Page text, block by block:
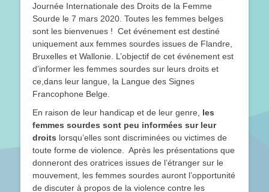
Journée Internationale des Droits de la Femme
Sourde le 7 mars 2020. Toutes les femmes belges
sont les bienvenues ! Cet événement est destiné
uniquement aux femmes sourdes issues de Flandre,
Bruxelles et Wallonie. L’objectif de cet événement est
d’informer les femmes sourdes sur leurs droits et
ce,dans leur langue, la Langue des Signes
Francophone Belge.
En raison de leur handicap et de leur genre, les
femmes sourdes sont peu informées sur leur
droits lorsqu’elles sont discriminées ou victimes de
toute forme de violence. Après les présentations que
donneront des oratrices issues de l’étranger sur le
mouvement, les femmes sourdes auront l’opportunité
de discuter à propos de la violence contre les